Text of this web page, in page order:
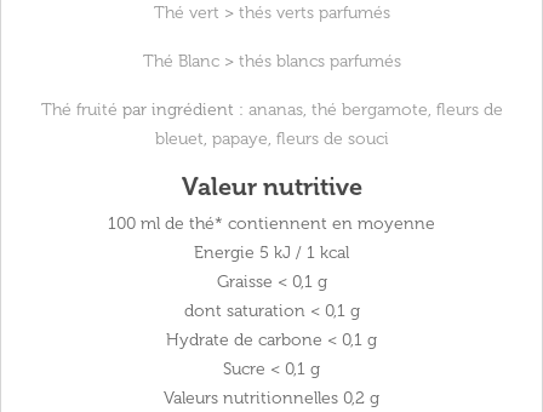
Thé vert > thés verts parfumés
Thé Blanc> thés blancs parfumés
Thé fruité par ingrédient : ananas, thé bergamote, fleurs de
bleuet, papaye, fleurs de souci
Valeur nutritive
100 ml de thé* contiennent en moyenne
Energie 5 kJ / 1 kcal
Graisse < 0,1 g
dont saturation < 0,1 g
Hydrate de carbone < 0,1 g
Sucre < 0,1 g
Valeurs nutritionnelles 0,2 g